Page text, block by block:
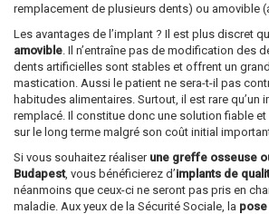
remplacement de plusieurs dents) ou amovible
Les avantages de l’implant ? Il est plus discret
amovible . Il n’entraîne pas de modification des
dents artificielles sont stables et offrent un
mastication. Aussi le patient ne sera-t-il pas
habitudes alimentaires. Surtout, il est rare qu’un
remplacé. Il constitue donc une solution fiable
sur le long terme malgré son coût initial
Si vous souhaitez réaliser une greffe osseuse
Budapest, vous bénéficierez d’implants de
néanmoins que ceux-ci ne seront pas pris en
maladie. Aux yeux de la Sécurité Sociale, la pose